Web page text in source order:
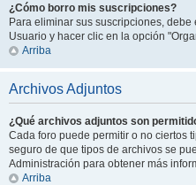
¿Cómo borro mis suscripciones?
Para eliminar sus suscripciones,
Usuario y hacer clic en la opción
Arriba
Archivos Adjuntos
¿Qué archivos adjuntos son
Cada foro puede permitir o no ciertos
seguro de que tipos de archivos se
Administración para obtener más
Arriba